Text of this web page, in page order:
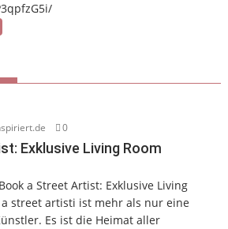
0
Exklusive Living Room
a Street Artist: Exklusive Living
a street artisti ist mehr als nur eine
Es ist die Heimat aller